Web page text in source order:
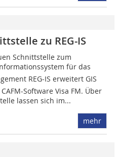
zu REG-IS
Schnittstelle zum
für das
REG-IS erweitert GIS
Software Visa FM. Über
lassen sich im...
mehr